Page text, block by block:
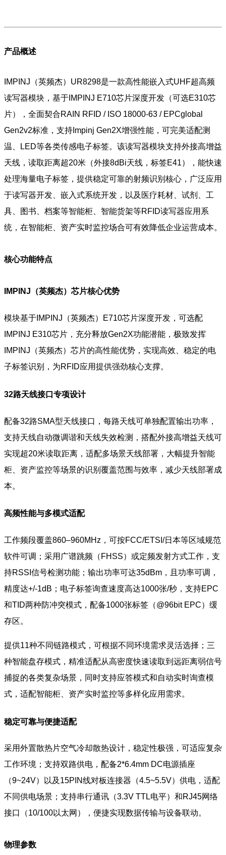
产品概述
IMPINJ（英频杰）UR8298是一款高性能嵌入式UHF超高频
读写器模块，基于IMPINJ E710芯片深度开发（可选E310芯
片），全面契合RAIN RFID / ISO 18000-63 / EPCglobal
Gen2v2标准，支持Impinj Gen2X增强性能，可完美适配测
温、LED等各类传感电子标签。该读写器模块支持外接高增益
天线，读取距离超20米（外接8dBi天线，标签E41），能快速
处理海量电子标签，提供稳定可靠的射频识别核心，广泛应用
于读写器开发、嵌入式系统开发，以及医疗耗材、试剂、工
具、图书、档案等智能柜、智能货架等RFID读写器应用系
统，在智能柜、资产实时监控场合可有效降低企业运营成本。
核心功能特点
IMPINJ（英频杰）芯片核心优势
模块基于IMPINJ（英频杰）E710芯片深度开发，可选配
IMPINJ E310芯片，充分释放Gen2X功能潜能，极致发挥
IMPINJ（英频杰）芯片的高性能优势，实现高效、稳定的电
子标签识别，为RFID应用提供强劲核心支撑。
32路天线接口专项设计
配备32路SMA型天线接口，每路天线可单独配置输出功率，
支持天线自动微调谐和天线失效检测，搭配外接高增益天线可
实现超20米读取距离，适配多场景天线部署，大幅提升智能
柜、资产监控等场景的识别覆盖范围与效率，减少天线部署成
本。
高频性能与多模式适配
工作频段覆盖860–960MHz，可按FCC/ETSI/日本等区域规范
软件可调；采用广谱跳频（FHSS）或定频发射方式工作，支
持RSSI信号检测功能；输出功率可达35dBm，且功率可调，
精度达+/-1dB；电子标签询查速度高达1000张/秒，支持EPC
和TID两种防冲突模式，配备1000张标签（@96bit EPC）缓
存区。
提供11种不同链路模式，可根据不同环境需求灵活选择；三
种智能盘存模式，精准适配从高密度快速读取到远距离弱信号
捕捉的各类复杂场景，同时支持应答模式和自动实时询查模
式，适配智能柜、资产实时监控等多样化应用需求。
稳定可靠与便捷适配
采用外置散热片空气冷却散热设计，稳定性极强，可适应复杂
工作环境；支持双路供电，配备2*6.4mm DC电源插座
（9~24V）以及15PIN线对板连接器（4.5~5.5V）供电，适配
不同供电场景；支持串行通讯（3.3V TTL电平）和RJ45网络
接口（10/100以太网），便捷实现数据传输与设备联动。
物理参数